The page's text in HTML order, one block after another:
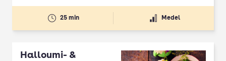
25 min Medel
Halloumi- &